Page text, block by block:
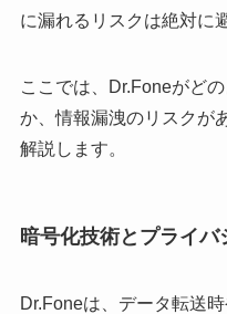
に漏れるリスクは絶対に
ここでは、Dr.Foneがど
か、情報漏洩のリスクが
解説します。
暗号化技術とプライ
Dr.Foneは、データ転送